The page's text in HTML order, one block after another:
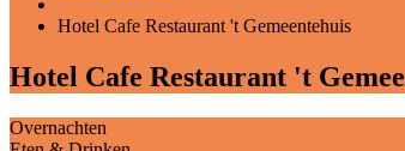
Hotel Cafe Restaurant 't Gemeentehuis
Hotel Cafe Restaurant 't
Overnachten